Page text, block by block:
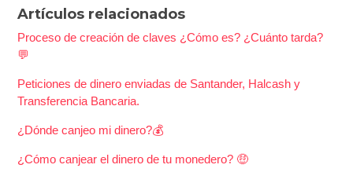
Artículos relacionados
Proceso de creación de claves ¿Cómo es? ¿Cuánto tarda?
💬
Peticiones de dinero enviadas de Santander, Halcash y
Transferencia Bancaria.
¿Dónde canjeo mi dinero?💰
¿Cómo canjear el dinero de tu monedero? 🤑